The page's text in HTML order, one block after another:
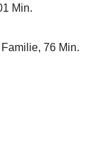
Min.
76 Min.